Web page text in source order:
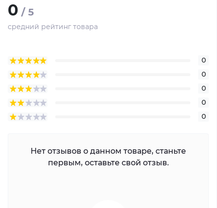
0 / 5
средний рейтинг товара
0
0
0
0
0
Нет отзывов о данном товаре, станьте
первым, оставьте свой отзыв.